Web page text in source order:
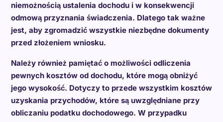
niemożnością ustalenia dochodu i w konsekwencji
odmową przyznania świadczenia. Dlatego tak ważne
jest, aby zgromadzić wszystkie niezbędne dokumenty
przed złożeniem wniosku.
Należy również pamiętać o możliwości odliczenia
pewnych kosztów od dochodu, które mogą obniżyć
jego wysokość. Dotyczy to przede wszystkim kosztów
uzyskania przychodów, które są uwzględniane przy
obliczaniu podatku dochodowego. W przypadku